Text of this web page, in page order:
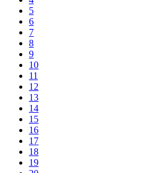
5
6
7
8
9
10
11
12
13
14
15
16
17
18
19